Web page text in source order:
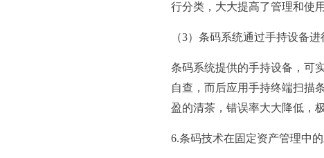
行分类，大大提高了管理和使用
（3）条码系统通过手持设备
条码系统提供的手持设备，可
自查，而后应用手持终端扫描
盈的清茶，错误率大大降低，
6.条码技术在固定资产管理中